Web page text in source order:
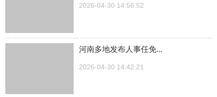
2026-04-30 14:56:52
河南多地发布人事任免...
2026-04-30 14:42:21